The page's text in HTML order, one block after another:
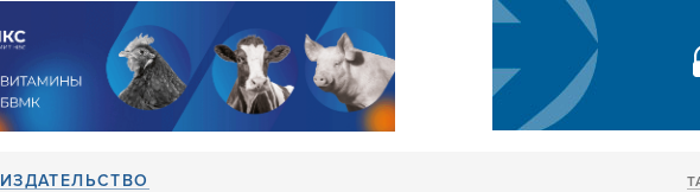
ИЗДАТЕЛЬСТВО